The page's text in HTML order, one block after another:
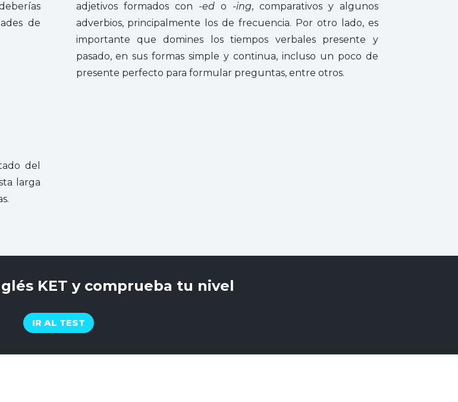
de
adjetivos formados con -edo -ing, comparativos y algunos
adverbios, principalmente los de frecuencia. Por otro lado, es
importante que domines los tiempos verbales presente y
pasado, en sus formas simple y continua, incluso un poco de
presente perfecto para formular preguntas, entre otros.
del
larga
KET y comprueba tu nivel
IR AL TEST